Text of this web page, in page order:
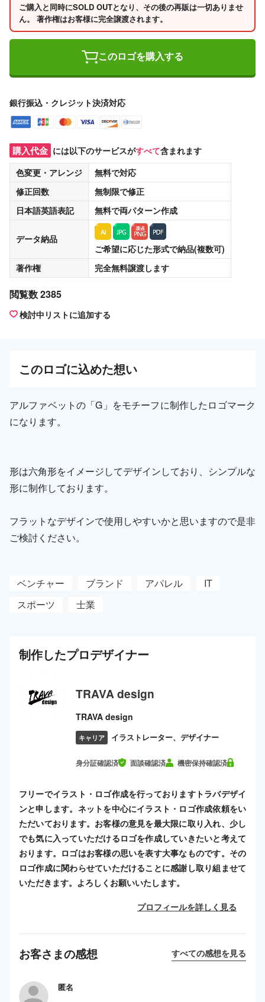
ご購入と同時にSOLD OUTとなり、その後の再販は一切ありませ
ん。 著作権はお客様に完全譲渡されます。
このロゴを購入する
銀行振込・クレジット決済対応
購入代金 には以下のサービスがすべて含まれます
色変更・アレンジ
無料で対応
修正回数
無制限で修正
日本語英語表記
無料で両パターン作成
データ納品
ご希望に応じた形式で納品(複数可)
著作権
完全無料譲渡します
閲覧数 2385
検討中リストに追加する
このロゴに込めた想い
アルファベットの「G」をモチーフに制作したロゴマーク
になります。
形は六角形をイメージしてデザインしており、シンプルな
形に制作しております。
フラットなデザインで使用しやすいかと思いますので是非
ご検討ください。
ベンチャー ブランド アパレル
IT
スポーツ
士業
制作したプロデザイナー
TRAVA design
TRAVA design
キャリア イラストレーター、デザイナー
身分証確認済 面談確認済 機密保持確認済
フリーでイラスト・ロゴ作成を行っておりますトラバデザイ
ンと申します。ネットを中心にイラスト・ロゴ作成依頼をい
ただいております。お客様の意見を最大限に取り入れ、少し
でも気に入っていただけるロゴを作成していきたいと考えて
おります。ロゴはお客様の思いを表す大事なものです。その
ロゴ作成に関わらせていただけることに感謝し取り組ませて
いただきます。よろしくお願いいたします。
プロフィールを詳しく見る
お客さまの感想 すべての感想を見る
匿名